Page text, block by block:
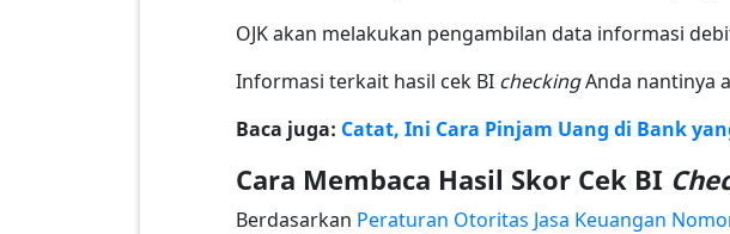
OJK akan melakukan pengambilan data informasi
Informasi terkait hasil cek BI checkingAnda nantinya
Baca juga: Catat, Ini Cara Pinjam Uang di Bank
Cara Membaca Hasil Skor Cek BI
Berdasarkan Peraturan Otoritas Jasa Keuangan